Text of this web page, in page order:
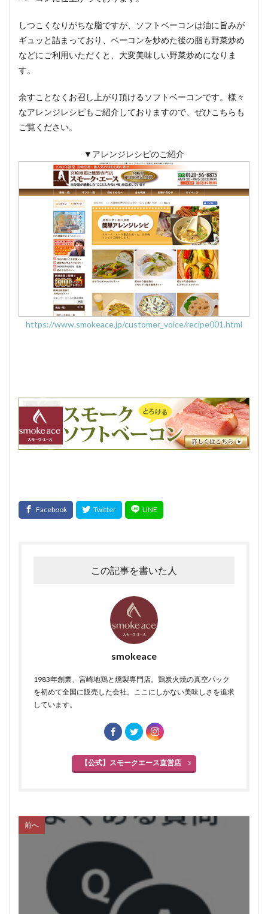
しつこくなりがちな脂ですが、ソフトベーコンは油に旨みが
ギュッと詰まっており、ベーコンを炒めた後の脂も野菜炒め
などにご利用いただくと、大変美味しい野菜炒めになりま
す。
余すことなくお召し上がり頂けるソフトベーコンです。様々
なアレンジレシピもご紹介しておりますので、ぜひこちらも
ご覧ください。
▼アレンジレシピのご紹介
https://www.smokeace.jp/customer_voice/recipe001.html
この記事を書いた人
smokeace
1983年創業、宮崎地鶏と燻製専門店。鶏炭火焼の真空パック
を初めて全国に販売した会社。ここにしかない美味しさを追求
しています。
【公式】スモークエース直営店
前へ